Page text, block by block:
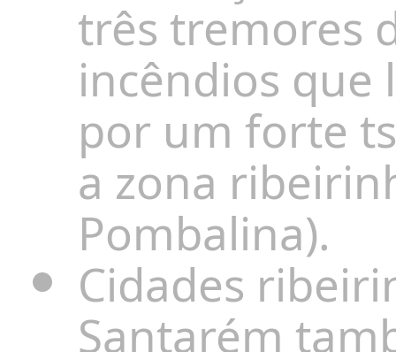
três tremores
incêndios
por um forte
a zona
Pombalina).
Cidades